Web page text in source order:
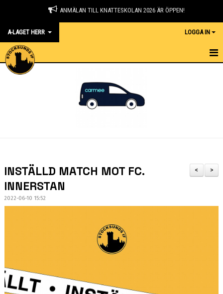
ANMÄLAN TILL KNATTESKOLAN 2026 ÄR ÖPPEN!
A-LAGET HERR LOGGA IN
HEM
DOKUMENT
>
<
INSTÄLLD MATCH MOT FC.
INNERSTAN
2022-06-10 15:52